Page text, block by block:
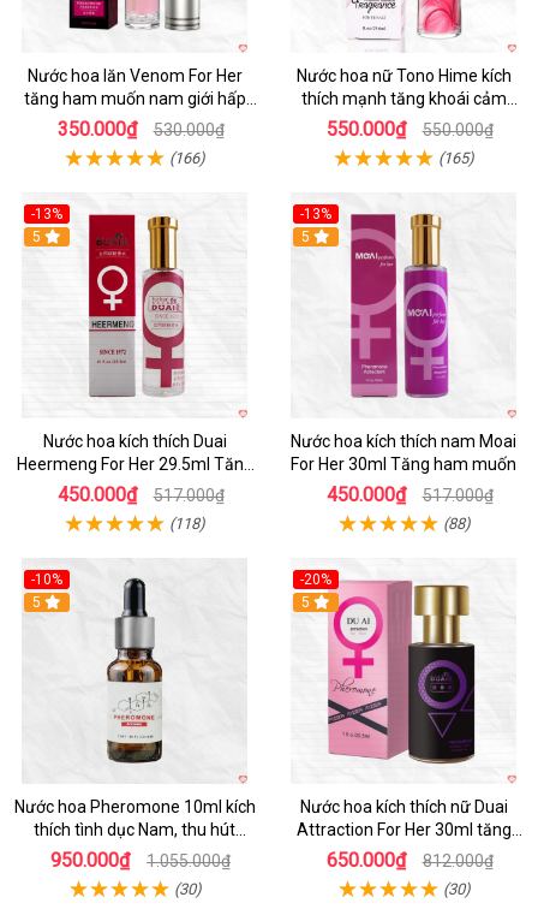
Nước hoa lăn Venom For Her
tăng ham muốn nam giới hấp
dẫn
350.000₫ 530.000₫
(166)
Nước hoa nữ Tono Hime kích
thích mạnh tăng khoái cảm
chàng mê
550.000₫ 550.000₫
(165)
-13%
Hot
5
Nước hoa kích thích Duai
Heermeng For Her 29.5ml Tăng
hưng phấn
450.000₫ 517.000₫
(118)
-13%
Hot
5
Nước hoa kích thích nam Moai
For Her 30ml Tăng ham muốn
450.000₫ 517.000₫
(88)
-10%
5
Nước hoa Pheromone 10ml kích
thích tình dục Nam, thu hút
mạnh
950.000₫ 1.055.000₫
(30)
-20%
5
Nước hoa kích thích nữ Duai
Attraction For Her 30ml tăng
ham muốn nữ
650.000₫ 812.000₫
(30)